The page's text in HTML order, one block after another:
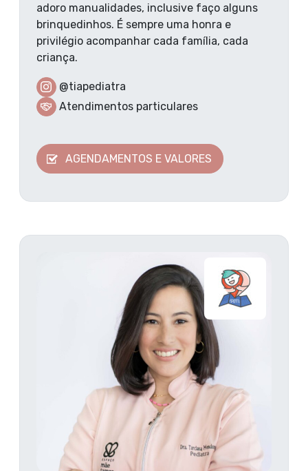
adoro manualidades, inclusive faço alguns
brinquedinhos. É sempre uma honra e
privilégio acompanhar cada família, cada
criança.
@tiapediatra
Atendimentos particulares
AGENDAMENTOS E VALORES